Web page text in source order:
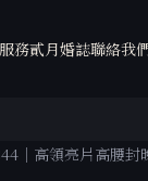
務貳月婚誌聯絡我
｜高領亮片高腰封